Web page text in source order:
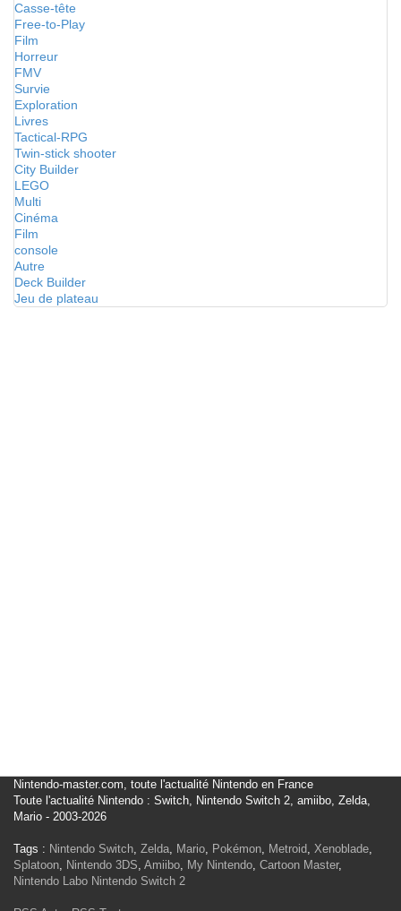
Casse-tête
Free-to-Play
Film
Horreur
FMV
Survie
Exploration
Livres
Tactical-RPG
Twin-stick shooter
City Builder
LEGO
Multi
Cinéma
Film
console
Autre
Deck Builder
Jeu de plateau
Nintendo-master.com, toute l'actualité Nintendo en France
Toute l'actualité Nintendo : Switch, Nintendo Switch 2, amiibo, Zelda,
Mario - 2003-2026
Tags : Nintendo Switch, Zelda, Mario, Pokémon, Metroid, Xenoblade,
Splatoon, Nintendo 3DS, Amiibo, My Nintendo, Cartoon Master,
Nintendo Labo Nintendo Switch 2